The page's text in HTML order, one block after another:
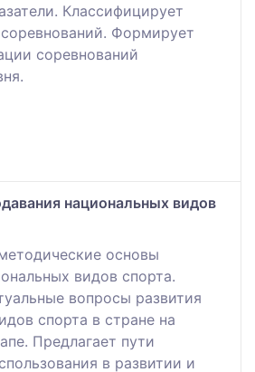
Классифицирует
Формирует
соревнований
национальных видов
основы
видов спорта.
вопросы развития
спорта в стране на
Предлагает пути
в развитии и